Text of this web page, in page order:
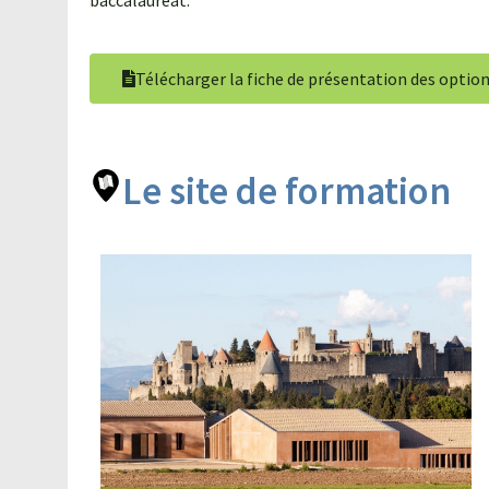
Télécharger la fiche de présentation des
Le site de formation